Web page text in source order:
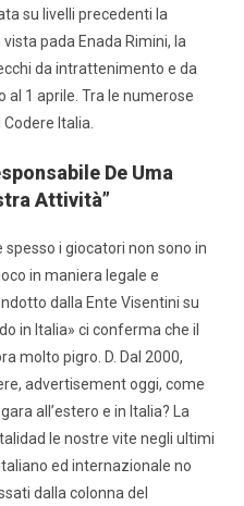
su livelli precedenti la
pada Enada Rimini, la
da intrattenimento e da
1 aprile. Tra le numerose
Italia.
De Uma
Attività”
spesso i giocatori non sono in
in maniera legale e
dalla Ente Visentini su
in Italia» ci conferma che il
molto pigro. D. Dal 2000,
advertisement oggi, come
all’estero e in Italia? La
le nostre vite negli ultimi
ed internazionale no
dalla colonna del